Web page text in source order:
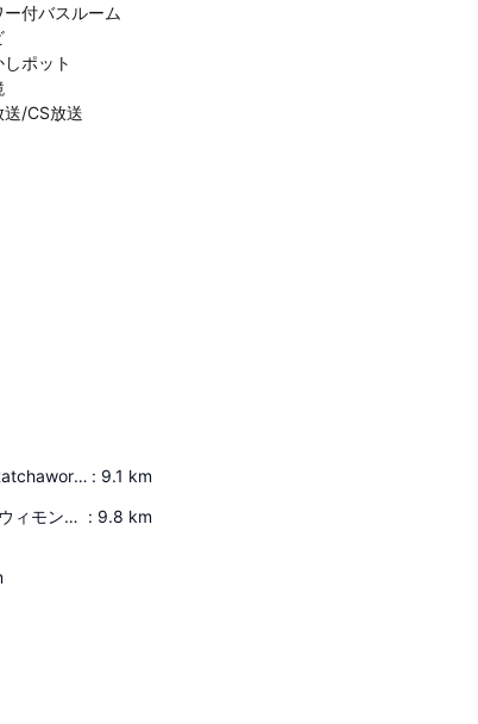
ー付バスルーム
ポット
送/CS放送
Wat Suthat Thep Wararam Ratchaworamahawihan : 9.1 km
ワット・プラチェートゥポンウィモンマンカラーラーム : 9.8 km